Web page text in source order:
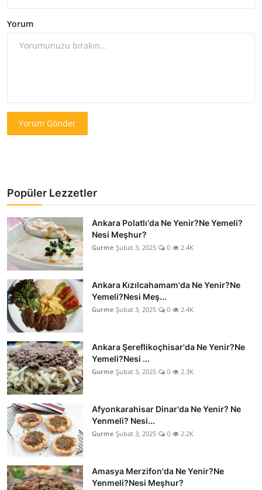
Yorum
Yorum Gönder
Popüler Lezzetler
Ankara Polatlı'da Ne Yenir?Ne Yemeli?
Nesi Meşhur?
Gurme Şubat 3, 2025 0 2.4K
Ankara Kızılcahamam'da Ne Yenir?Ne
Yemeli?Nesi Meş...
Gurme Şubat 3, 2025 0 2.4K
Ankara Şereflikoçhisar'da Ne Yenir?Ne
Yemeli?Nesi ...
Gurme Şubat 3, 2025 0 2.3K
Afyonkarahisar Dinar'da Ne Yenir? Ne
Yenmeli? Nesi...
Gurme Şubat 3, 2025 0 2.2K
Amasya Merzifon'da Ne Yenir?Ne
Yenmeli?Nesi Meşhur?